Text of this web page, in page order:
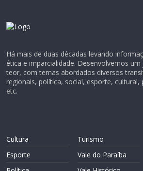
Há mais de duas décadas levando
ética e imparcialidade. Desenvolvemos
teor, com temas abordados diversos
regionais, política, social, esporte, cultural,
etc.
Cultura
Esporte
Turismo
Vale do Paraíba